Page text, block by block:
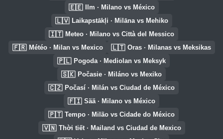
🇪🇪 Ilm · Milano vs México
🇱🇻 Laikapstākļi · Milāna vs Mehiko
🇮🇹 Meteo · Milano vs Città del Messico
🇫🇷 Météo · Milan vs Mexico 🇱🇹 Oras · Milanas vs Meksikas
🇵🇱 Pogoda · Mediolan vs Meksyk
🇸🇰 Počasie · Miláno vs Mexiko
🇨🇿 Počasí · Milán vs Ciudad de México
🇫🇮 Sää · Milano vs México
🇵🇹 Tempo · Milão vs Cidade do México
🇻🇳 Thời tiết · Mailand vs Ciudad de Mexico